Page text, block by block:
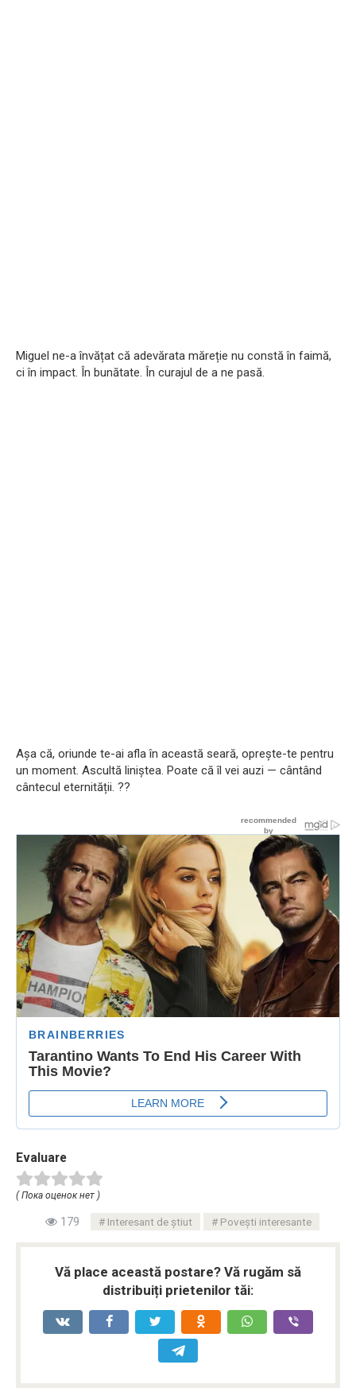
Miguel ne-a învățat că adevărata măreție nu constă în faimă,
ci în impact. În bunătate. În curajul de a ne pasă.​
Așa că, oriunde te-ai afla în această seară, oprește-te pentru
un moment. Ascultă liniștea. Poate că îl vei auzi — cântând
cântecul eternității. ??️​
Evaluare
( Пока оценок нет )
179 Interesant de știut Povești interesante
Vă place această postare? Vă rugăm să
distribuiți prietenilor tăi: